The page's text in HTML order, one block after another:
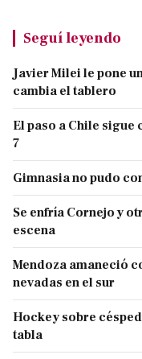
Seguí leyendo
Javier Milei le pone
cambia el tablero
El paso a Chile sigue
7
Gimnasia no pudo
Se enfría Cornejo y
escena
Mendoza amaneció
nevadas en el sur
Hockey sobre
tabla